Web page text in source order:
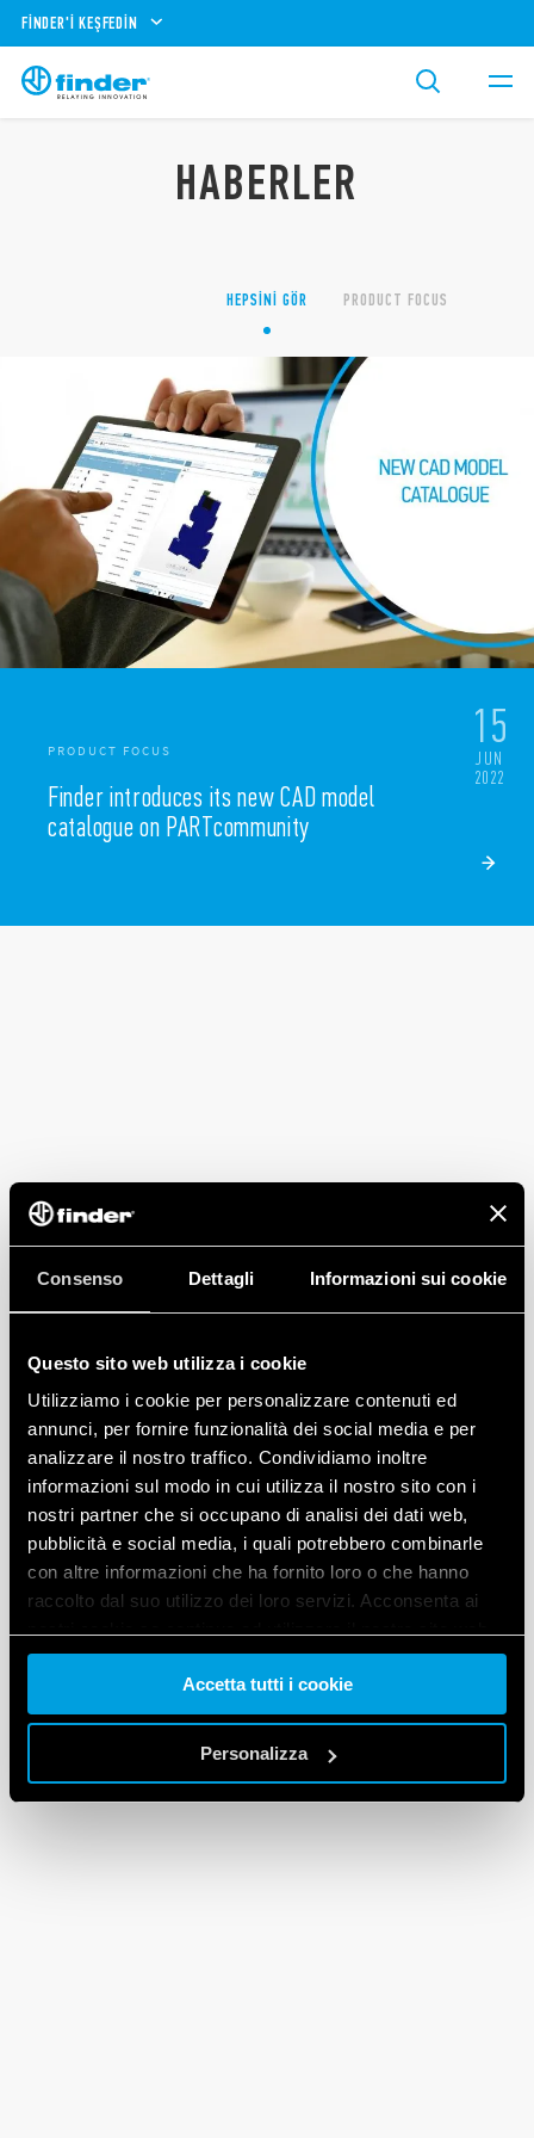
Consenso Dettagli Informazioni sui cookie
Questo sito web utilizza i cookie
Utilizziamo i cookie per personalizzare contenuti ed
annunci, per fornire funzionalità dei social media e per
analizzare il nostro traffico. Condividiamo inoltre
informazioni sul modo in cui utilizza il nostro sito con i
nostri partner che si occupano di analisi dei dati web,
pubblicità e social media, i quali potrebbero combinarle
con altre informazioni che ha fornito loro o che hanno
raccolto dal suo utilizzo dei loro servizi. Acconsenta ai
Vai alla Cookie Policy complet a
Accetta tutti i cookie
Personalizza
FINDER'I KEŞFEDIN
HABERLER
HEPSINI GÖR PRODUCT FOCUS
15
JUN
2022
PRODUCT FOCUS
Finder introduces its new CAD model
catalogue on PARTcommunity